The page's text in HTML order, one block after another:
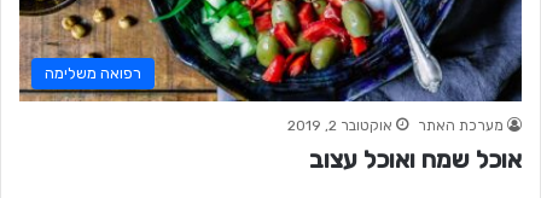
רפואה משלימה
מערכת האתר אוקטובר 2, 2019
אוכל שמח ואוכל עצוב